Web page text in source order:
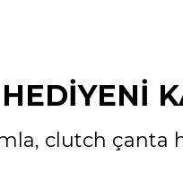
clutch çanta